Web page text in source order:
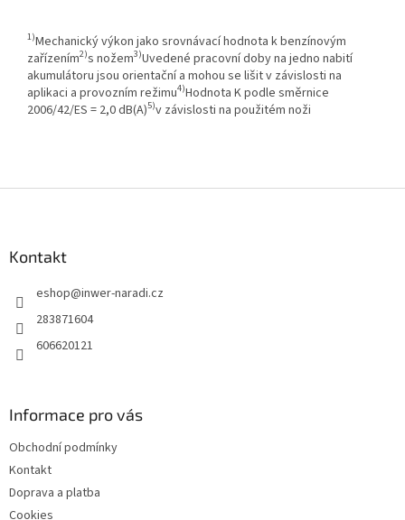
has
been
loaded.
1)Mechanický výkon jako srovnávací hodnota k benzínovým
zařízením2)s nožem3)Uvedené pracovní doby na jedno nabití
akumulátoru jsou orientační a mohou se lišit v závislosti na
aplikaci a provozním režimu4)Hodnota K podle směrnice
2006/42/ES = 2,0 dB(A)5)v závislosti na použitém noži
Kontakt
eshop@inwer-naradi.cz
283871604
606620121
Informace pro vás
Obchodní podmínky
Kontakt
Doprava a platba
Cookies